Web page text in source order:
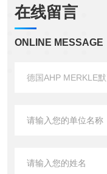
在线留言
ONLINE MESSAGE